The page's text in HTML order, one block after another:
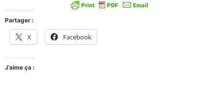
Partager :
X Facebook
J’aime ça :